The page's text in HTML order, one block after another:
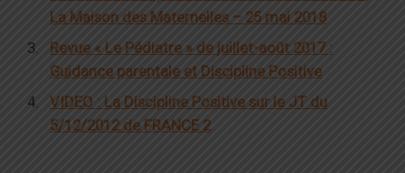
La Maison des Maternelles – 25 mai 2018
Revue « Le Pédiatre » de juillet-août 2017 :
Guidance parentale et Discipline Positive
VIDEO : La Discipline Positive sur le JT du
5/12/2012 de FRANCE 2